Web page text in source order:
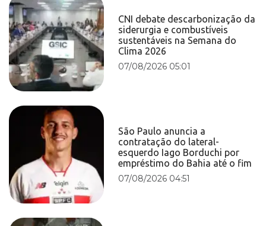
CNI debate descarbonização da
siderurgia e combustíveis
sustentáveis na Semana do
Clima 2026
07/08/2026 05:01
São Paulo anuncia a
contratação do lateral-
esquerdo Iago Borduchi por
empréstimo do Bahia até o fim
07/08/2026 04:51